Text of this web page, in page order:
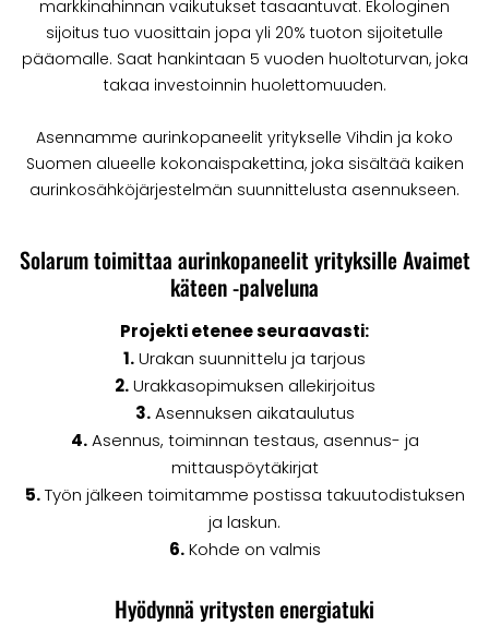
markkinahinnan vaikutukset tasaantuvat. Ekologinen
sijoitus tuo vuosittain jopa yli 20% tuoton sijoitetulle
pääomalle. Saat hankintaan 5 vuoden huoltoturvan, joka
takaa investoinnin huolettomuuden.
Asennamme aurinkopaneelit yritykselle Vihdin ja koko
Suomen alueelle kokonaispakettina, joka sisältää kaiken
aurinkosähköjärjestelmän suunnittelusta asennukseen.
Solarum toimittaa aurinkopaneelit yrityksille Avaimet
käteen -palveluna
Projekti etenee seuraavasti:
1.Urakan suunnittelu ja tarjous
2.Urakkasopimuksen allekirjoitus
3.Asennuksen aikataulutus
4.Asennus, toiminnan testaus, asennus- ja
mittauspöytäkirjat
5.Työn jälkeen toimitamme postissa takuutodistuksen
ja laskun.
6.Kohde on valmis
Hyödynnä yritysten energiatuki